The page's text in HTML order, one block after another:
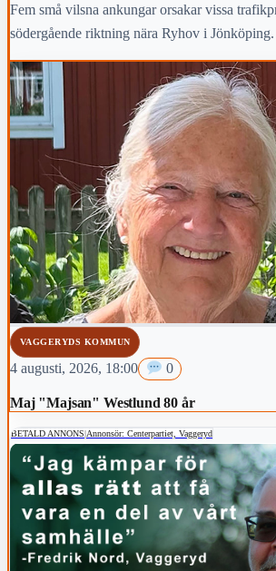
Fem små vilsna ankungar orsakar vissa
södergående riktning nära Ryhov i Jönköping.
VAGGERYDS KOMMUN
4 augusti, 2026, 18:00 0
Maj "Majsan" Westlund 80 år
BETALD ANNONS|Annonsör: Centerpartiet, Vaggeryd